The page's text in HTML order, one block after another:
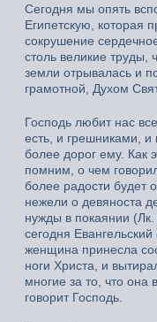
Сегодня мы опять
Египетскую, которая
сокрушение
столь великие труды,
земли отрывалась и
грамотной, Духом
Господь любит нас
есть, и грешниками, и
более дорог ему. Как
помним, о чем
более радости будет
нежели о девяноста
нужды в покаянии
сегодня
женщина принесла
ноги Христа, и
многие за то, что
говорит Господь.